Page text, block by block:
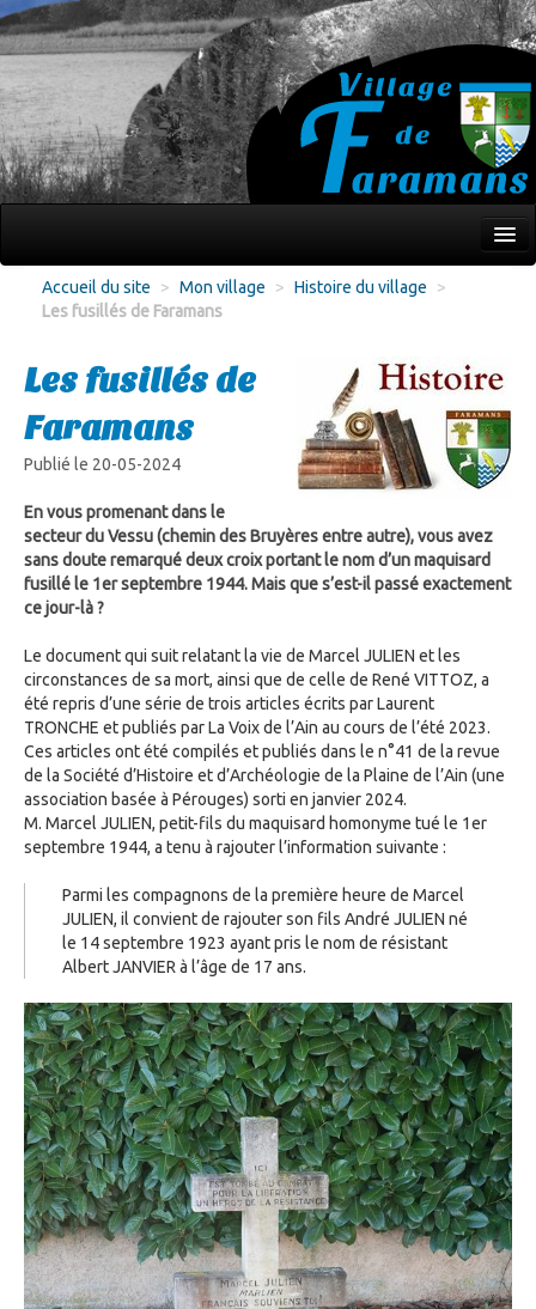
Écoles Jeunesse
Culture Loisirs
Associations
Environnement
Infos pratiques
Accueil du site > Mon village > Histoire du village
>
Les fusillés de Faramans
Les fusillés de
Faramans
Publié le 20-05-2024
En vous promenant dans le
secteur du Vessu (chemin des Bruyères entre autre), vous avez
sans doute remarqué deux croix portant le nom d’un maquisard
fusillé le 1er septembre 1944. Mais que s’est-il passé exactement
ce jour-là ?
Le document qui suit relatant la vie de Marcel JULIEN et les
circonstances de sa mort, ainsi que de celle de René VITTOZ, a
été repris d’une série de trois articles écrits par Laurent
TRONCHE et publiés par La Voix de l’Ain au cours de l’été 2023.
Ces articles ont été compilés et publiés dans le n°41 de la revue
de la Société d’Histoire et d’Archéologie de la Plaine de l’Ain (une
association basée à Pérouges) sorti en janvier 2024.
M. Marcel JULIEN, petit-fils du maquisard homonyme tué le 1er
septembre 1944, a tenu à rajouter l’information suivante :
Parmi les compagnons de la première heure de Marcel
JULIEN, il convient de rajouter son fils André JULIEN né
le 14 septembre 1923 ayant pris le nom de résistant
Albert JANVIER à l’âge de 17 ans.